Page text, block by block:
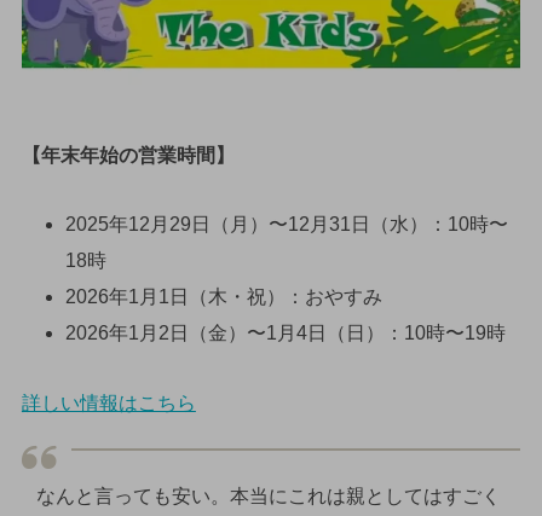
【年末年始の営業時間】
2025年12月29日（月）〜12月31日（水）：10時〜
18時
2026年1月1日（木・祝）：おやすみ
2026年1月2日（金）〜1月4日（日）：10時〜19時
詳しい情報はこちら
なんと言っても安い。本当にこれは親としてはすごく